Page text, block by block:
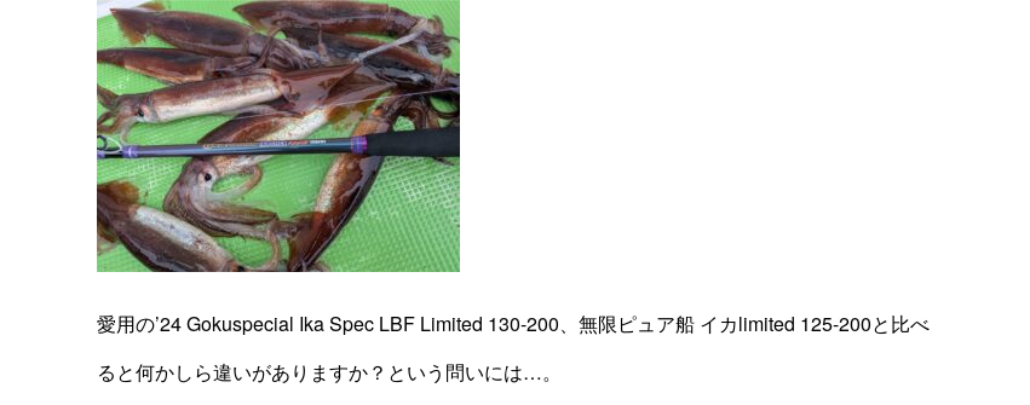
愛用の’24 Gokuspecial Ika Spec LBF Limited 130‐200、無限ピュア船 イカlimited 125-200と比べ
ると何かしら違いがありますか？という問いには…。